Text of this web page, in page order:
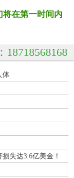
将在第一时间内
18718568168
体
失达3.6亿美金！